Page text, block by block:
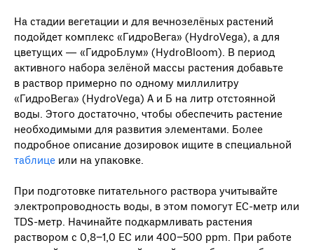
На стадии вегетации и для вечнозелёных растений
подойдет комплекс «ГидроВега» (HydroVega), а для
цветущих — «ГидроБлум» (HydroBloom). В период
активного набора зелёной массы растения добавьте
в раствор примерно по одному миллилитру
«ГидроВега» (HydroVega) A и Б на литр отстоянной
воды. Этого достаточно, чтобы обеспечить растение
необходимыми для развития элементами. Более
подробное описание дозировок ищите в специальной
таблице или на упаковке.
При подготовке питательного раствора учитывайте
электропроводность воды, в этом помогут ЕС-метр или
TDS-метр. Начинайте подкармливать растения
раствором с 0,8−1,0 ЕС или 400−500 ppm. При работе